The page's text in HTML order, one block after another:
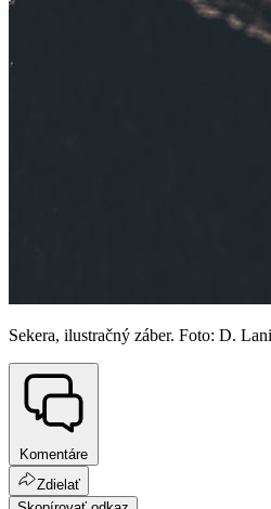
Sekera, ilustračný záber. Foto: D.
Komentáre
Zdielať